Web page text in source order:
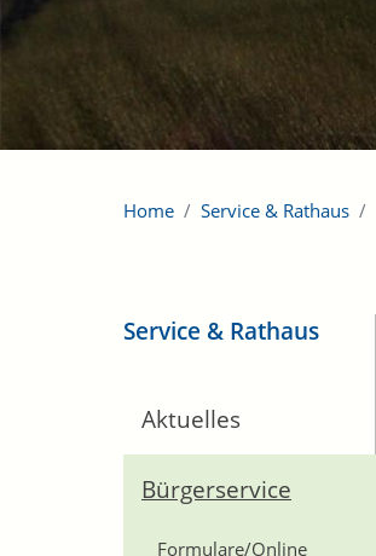
Home Service & Rathaus
Service & Rathaus
Aktuelles
Bürgerservice
Formulare/Online